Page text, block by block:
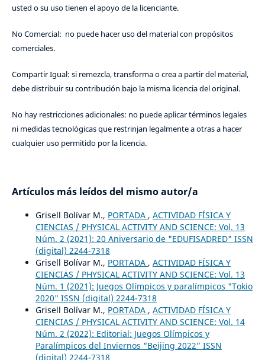
usted o su uso tienen el apoyo de la licenciante.
No Comercial: no puede hacer uso del material con propósitos
comerciales.
Compartir Igual: si remezcla, transforma o crea a partir del material,
debe distribuir su contribución bajo la misma licencia del original.
No hay restricciones adicionales: no puede aplicar términos legales
ni medidas tecnológicas que restrinjan legalmente a otras a hacer
cualquier uso permitido por la licencia.
Artículos más leídos del mismo autor/a
Grisell Bolívar M., PORTADA , ACTIVIDAD FÍSICA Y
CIENCIAS / PHYSICAL ACTIVITY AND SCIENCE: Vol. 13
Núm. 2 (2021): 20 Aniversario de "EDUFISADRED" ISSN
(digital) 2244-7318
Grisell Bolívar M., PORTADA , ACTIVIDAD FÍSICA Y
CIENCIAS / PHYSICAL ACTIVITY AND SCIENCE: Vol. 13
Núm. 1 (2021): Juegos Olímpicos y paralímpicos "Tokio
2020" ISSN (digital) 2244-7318
Grisell Bolívar M., PORTADA , ACTIVIDAD FÍSICA Y
CIENCIAS / PHYSICAL ACTIVITY AND SCIENCE: Vol. 14
Núm. 2 (2022): Editorial: Juegos Olímpicos y
Paralímpicos del Inviernos “Beijing 2022” ISSN
(digital) 2244-7318